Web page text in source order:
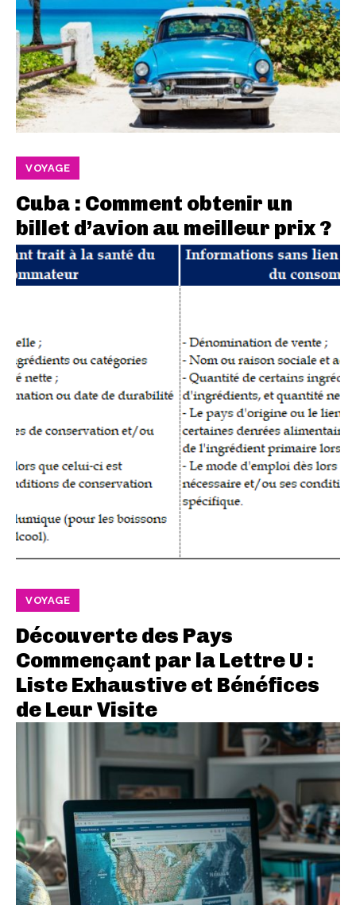
VOYAGE
Cuba : Comment obtenir un
billet d’avion au meilleur prix ?
VOYAGE
Découverte des Pays
Commençant par la Lettre U :
Liste Exhaustive et Bénéfices
de Leur Visite